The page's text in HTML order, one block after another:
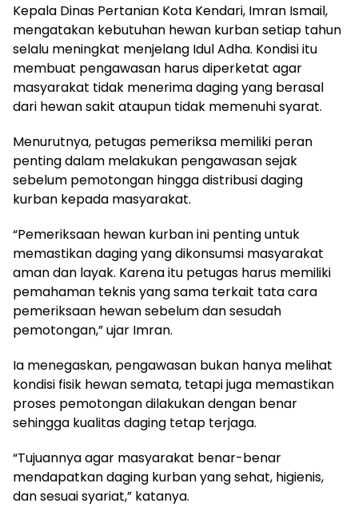
Kepala Dinas Pertanian Kota Kendari, Imran Ismail,
mengatakan kebutuhan hewan kurban setiap tahun
selalu meningkat menjelang Idul Adha. Kondisi itu
membuat pengawasan harus diperketat agar
masyarakat tidak menerima daging yang berasal
dari hewan sakit ataupun tidak memenuhi syarat.
Menurutnya, petugas pemeriksa memiliki peran
penting dalam melakukan pengawasan sejak
sebelum pemotongan hingga distribusi daging
kurban kepada masyarakat.
“Pemeriksaan hewan kurban ini penting untuk
memastikan daging yang dikonsumsi masyarakat
aman dan layak. Karena itu petugas harus memiliki
pemahaman teknis yang sama terkait tata cara
pemeriksaan hewan sebelum dan sesudah
pemotongan,” ujar Imran.
Ia menegaskan, pengawasan bukan hanya melihat
kondisi fisik hewan semata, tetapi juga memastikan
proses pemotongan dilakukan dengan benar
sehingga kualitas daging tetap terjaga.
“Tujuannya agar masyarakat benar-benar
mendapatkan daging kurban yang sehat, higienis,
dan sesuai syariat,” katanya.